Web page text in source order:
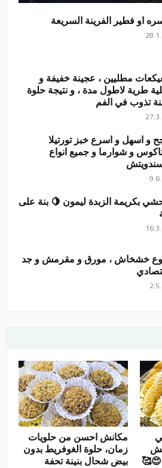
او فطير الفرينة السريعة
مطليين ، عجينة خفيفة و
طرية لاطول مدة ، و نتيجة حلوة
تذوب في الفم
و اسهل و اسرع خبز تورتيلا
و شوارما و جميع انواع
بكريمة الزبدة ليمون 🍋 بنة على
خشخاش ، مورق و مقرمش و جد
مكانش احسن من حلويات
زمان، حلوة الغوفريط بدون
بيض شحال بنينة تحفة